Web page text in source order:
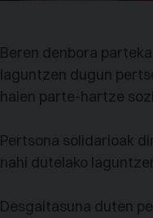
Beren denbora
laguntzen dugun
haien parte-hartze
Pertsona solidarioak
nahi dutelako
Desgaitasuna duten